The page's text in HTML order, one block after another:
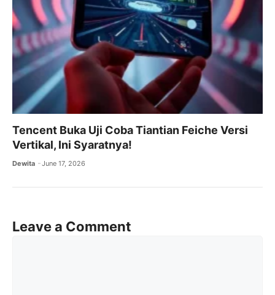
Tencent Buka Uji Coba Tiantian Feiche Versi
Vertikal, Ini Syaratnya!
Dewita June 17, 2026
Leave a Comment